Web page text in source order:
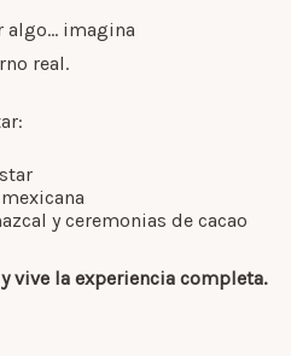
algo… imagina
real.
y ceremonias de cacao
vive la experiencia completa.